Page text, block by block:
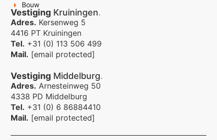
Bouw
Vestiging Kruiningen.
Adres. Kersenweg 5
4416 PT Kruiningen
Tel. +31 (0) 113 506 499
Mail. [email protected]
Vestiging Middelburg.
Adres. Arnesteinweg 50
4338 PD Middelburg
Tel. +31 (0) 6 86884410
Mail. [email protected]